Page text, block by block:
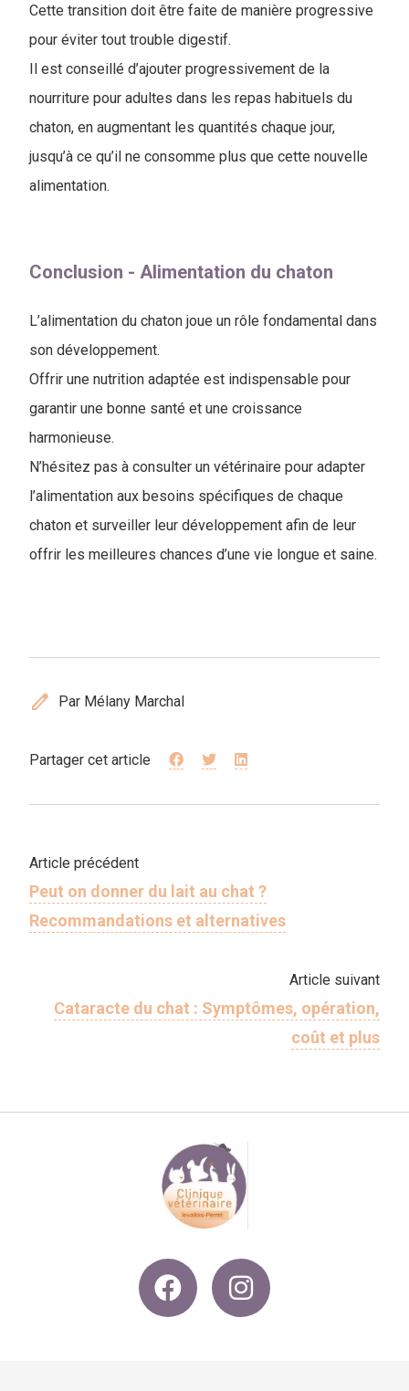
Cette transition doit être faite de manière progressive
pour éviter tout trouble digestif.
Il est conseillé d’ajouter progressivement de la
nourriture pour adultes dans les repas habituels du
chaton, en augmentant les quantités chaque jour,
jusqu’à ce qu’il ne consomme plus que cette nouvelle
alimentation.
Conclusion - ​Alimentation du chaton
L’alimentation du chaton joue un rôle fondamental dans
son développement.
Offrir une nutrition adaptée est indispensable pour
garantir une bonne santé et une croissance
harmonieuse.
N’hésitez pas à consulter un vétérinaire pour adapter
l’alimentation aux besoins spécifiques de chaque
chaton et surveiller leur développement afin de leur
offrir les meilleures chances d’une vie longue et saine.
edit Par Mélany Marchal
Partager cet article
Article précédent
Peut on donner du lait au chat ?
Recommandations et alternatives
Article suivant
Cataracte du chat : Symptômes, opération,
coût et plus